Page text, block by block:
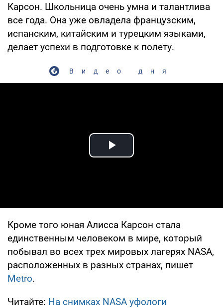
Карсон. Школьница очень умна и талантлива
все года. Она уже овладела французским,
испанским, китайским и турецким языками,
делает успехи в подготовке к полету.
Видео дня
Play Video
Кроме того юная Алисса Карсон стала
единственным человеком в мире, который
побывал во всех трех мировых лагерях NASA,
расположенных в разных странах, пишет
Metro.
Читайте: На снимках NASA уфологи